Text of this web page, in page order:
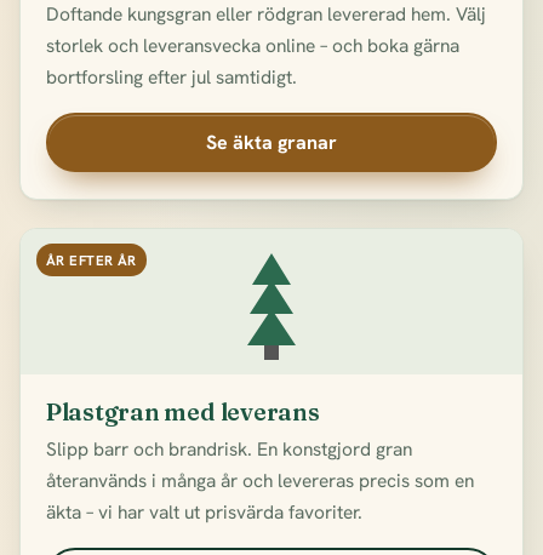
Doftande kungsgran eller rödgran levererad hem. Välj
storlek och leveransvecka online – och boka gärna
bortforsling efter jul samtidigt.
Se äkta granar
ÅR EFTER ÅR
Plastgran med leverans
Slipp barr och brandrisk. En konstgjord gran
återanvänds i många år och levereras precis som en
äkta – vi har valt ut prisvärda favoriter.